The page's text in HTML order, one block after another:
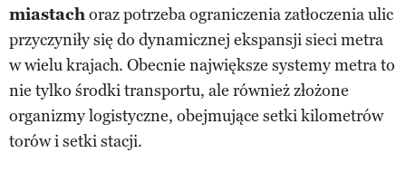
miastachoraz potrzeba ograniczenia zatłoczenia ulic
przyczyniły się do dynamicznej ekspansji sieci metra
w wielu krajach. Obecnie największe systemy metra to
nie tylko środki transportu, ale również złożone
organizmy logistyczne, obejmujące setki kilometrów
torów i setki stacji.